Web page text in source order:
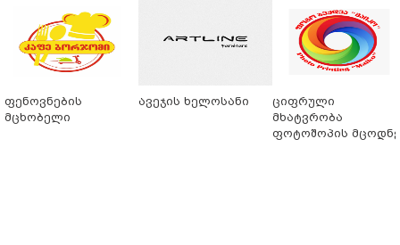
ფენოვნების
მცხობელი
ავეჯის ხელოსანი
ციფრული
მხატვრობა
ფოტოშოპის მცოდნე